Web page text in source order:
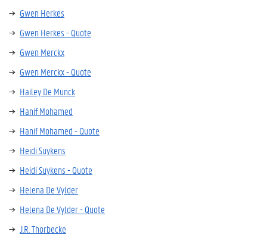
Gwen Herkes
Gwen Herkes - Quote
Gwen Merckx
Gwen Merckx - Quote
Hailey De Munck
Hanif Mohamed
Hanif Mohamed - Quote
Heidi Suykens
Heidi Suykens - Quote
Helena De Vylder
Helena De Vylder - Quote
J.R. Thorbecke